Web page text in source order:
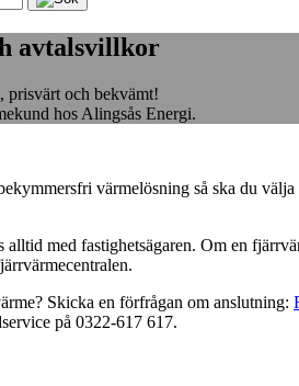
avtalsvillkor
prisvärt och bekvämt!
hos Alingsås Energi.
värmelösning så ska du
alltid med fastighetsägaren. Om en
Skicka en förfrågan om anslutning:
på 0322-617 617.